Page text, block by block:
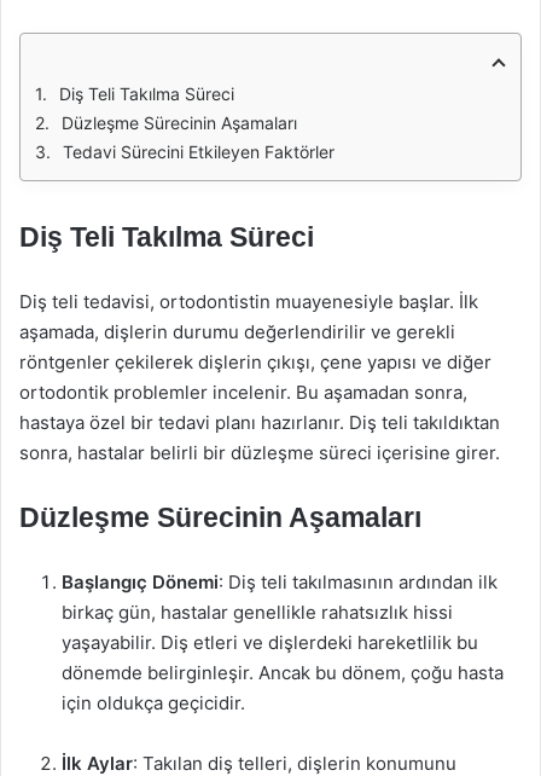
Diş Teli Takılma Süreci
Düzleşme Sürecinin Aşamaları
Tedavi Sürecini Etkileyen Faktörler
Diş Teli Takılma Süreci
Diş teli tedavisi, ortodontistin muayenesiyle başlar. İlk
aşamada, dişlerin durumu değerlendirilir ve gerekli
röntgenler çekilerek dişlerin çıkışı, çene yapısı ve diğer
ortodontik problemler incelenir. Bu aşamadan sonra,
hastaya özel bir tedavi planı hazırlanır. Diş teli takıldıktan
sonra, hastalar belirli bir düzleşme süreci içerisine girer.
Düzleşme Sürecinin Aşamaları
Başlangıç Dönemi: Diş teli takılmasının ardından ilk
birkaç gün, hastalar genellikle rahatsızlık hissi
yaşayabilir. Diş etleri ve dişlerdeki hareketlilik bu
dönemde belirginleşir. Ancak bu dönem, çoğu hasta
için oldukça geçicidir.
İlk Aylar: Takılan diş telleri, dişlerin konumunu